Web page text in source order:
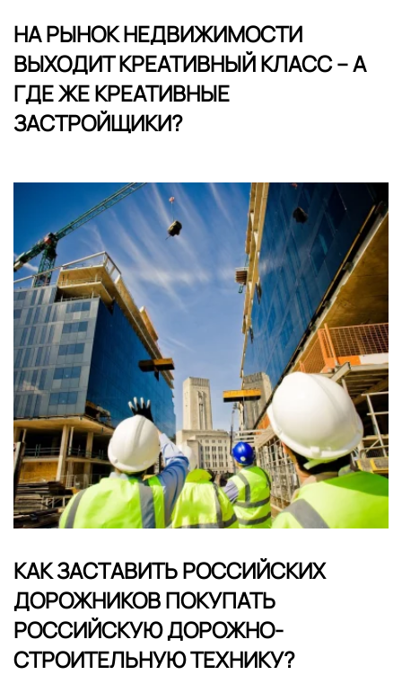
НА РЫНОК НЕДВИЖИМОСТИ
ВЫХОДИТ КРЕАТИВНЫЙ КЛАСС – А
ГДЕ ЖЕ КРЕАТИВНЫЕ
ЗАСТРОЙЩИКИ?
КАК ЗАСТАВИТЬ РОССИЙСКИХ
ДОРОЖНИКОВ ПОКУПАТЬ
РОССИЙСКУЮ ДОРОЖНО-
СТРОИТЕЛЬНУЮ ТЕХНИКУ?